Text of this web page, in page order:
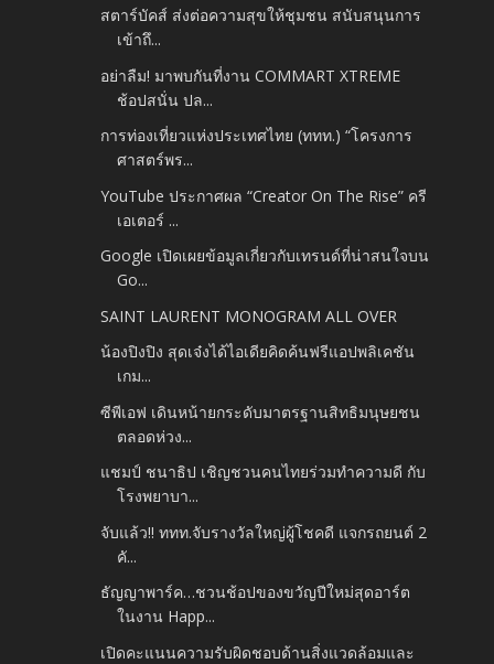
สตาร์บัคส์ ส่งต่อความสุขให้ชุมชน สนับสนุนการ
เข้าถึ...
อย่าลืม! มาพบกันที่งาน COMMART XTREME
ช้อปสนั่น ปล...
การท่องเที่ยวแห่งประเทศไทย (ททท.) “โครงการ
ศาสตร์พร...
YouTube ประกาศผล “Creator On The Rise” ครี
เอเตอร์ ...
Google เปิดเผยข้อมูลเกี่ยวกับเทรนด์ที่น่าสนใจบน
Go...
SAINT LAURENT MONOGRAM ALL OVER
น้องปิงปิง สุดเจ๋งได้ไอเดียคิดค้นฟรีแอปพลิเคชัน
เกม...
ซีพีเอฟ เดินหน้ายกระดับมาตรฐานสิทธิมนุษยชน
ตลอดห่วง...
แชมป์ ชนาธิป เชิญชวนคนไทยร่วมทำความดี กับ
โรงพยาบา...
จับแล้ว!! ททท.จับรางวัลใหญ่ผู้โชคดี แจกรถยนต์ 2
คั...
ธัญญาพาร์ค…ชวนช้อปของขวัญปีใหม่สุดอาร์ต
ในงาน Happ...
เปิดคะแนนความรับผิดชอบด้านสิ่งแวดล้อมและ